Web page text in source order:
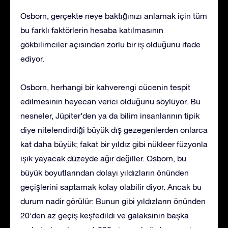
Osborn, gerçekte neye baktığınızı anlamak için tüm
bu farklı faktörlerin hesaba katılmasının
gökbilimciler açısından zorlu bir iş olduğunu ifade
ediyor.
Osborn, herhangi bir kahverengi cücenin tespit
edilmesinin heyecan verici olduğunu söylüyor. Bu
nesneler, Jüpiter’den ya da bilim insanlarının tipik
diye nitelendirdiği büyük dış gezegenlerden onlarca
kat daha büyük; fakat bir yıldız gibi nükleer füzyonla
ışık yayacak düzeyde ağır değiller. Osborn, bu
büyük boyutlarından dolayı yıldızların önünden
geçişlerini saptamak kolay olabilir diyor. Ancak bu
durum nadir görülür: Bunun gibi yıldızların önünden
20’den az geçiş keşfedildi ve galaksinin başka